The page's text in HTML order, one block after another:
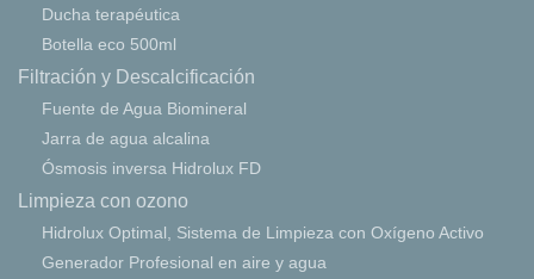
Ducha terapéutica
Botella eco 500ml
Filtración y Descalcificación
Fuente de Agua Biomineral
Jarra de agua alcalina
Ósmosis inversa Hidrolux FD
Limpieza con ozono
Hidrolux Optimal, Sistema de Limpieza con Oxígeno Activo
Generador Profesional en aire y agua